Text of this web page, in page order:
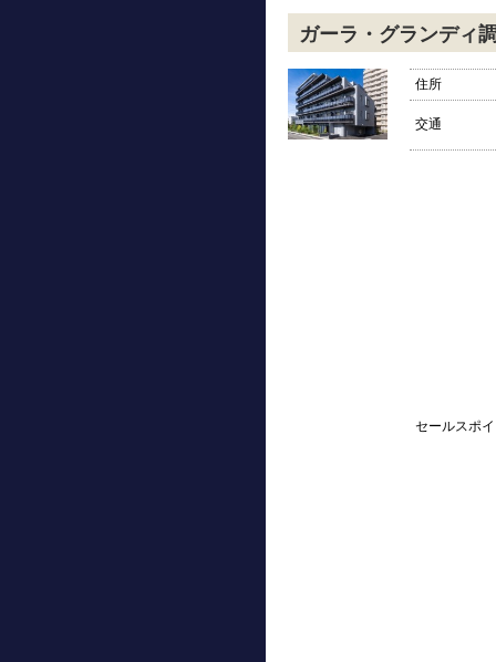
ガーラ・グランディ
住所
交通
セールスポ